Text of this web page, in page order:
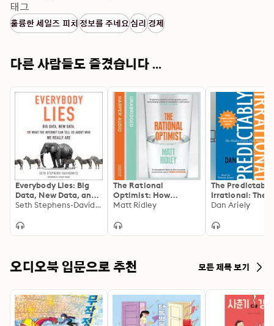
태그
훌륭한 세일즈 피치정보를 주네요심리경제
다른 사람들도 즐겼습니다 ...
Everybody Lies: Big
Data, New Data, and
What the Internet
Who We Really Are
Seth Stephens-Davidowitz
The Rational
Optimist: How
Prosperity Evolves
Matt Ridley
The Predictably
Irrational: The
Forces That
Dan Ariely
오디오북 입문으로 추천 모든 제목 보기